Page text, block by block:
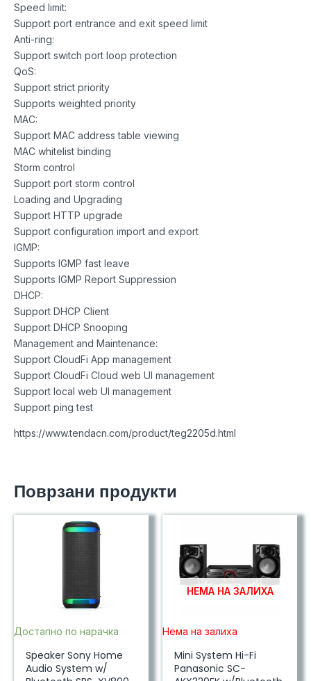
Speed limit:
Support port entrance and exit speed limit
Anti-ring:
Support switch port loop protection
QoS:
Support strict priority
Supports weighted priority
MAC:
Support MAC address table viewing
MAC whitelist binding
Storm control
Support port storm control
Loading and Upgrading
Support HTTP upgrade
Support configuration import and export
IGMP:
Supports lGMP fast leave
Supports lGMP Report Suppression
DHCP:
Support DHCP Client
Support DHCP Snooping
Management and Maintenance:
Support CloudFi App management
Support CloudFi Cloud web Ul management
Support local web Ul management
Support ping test
https://www.tendacn.com/product/teg2205d.html
Поврзани продукти
Достапно по нарачка
Speaker Sony Home
Audio System w/
НЕМА НА ЗАЛИХА
Нема на залиха
Mini System Hi-Fi
Panasonic SC-